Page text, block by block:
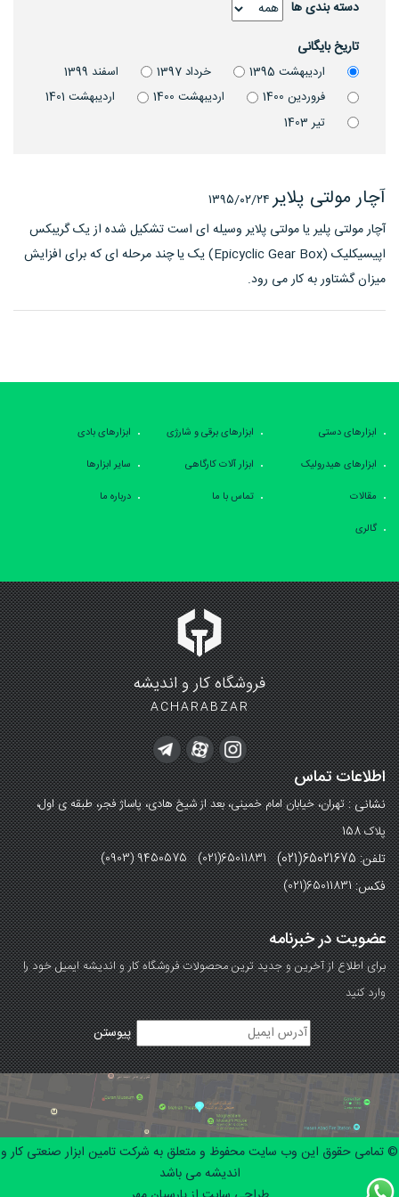
دسته بندی ها
تاریخ بایگانی
ارديبهشت 1395 خرداد 1397
اسفند 1399
فروردين 1400
ارديبهشت 1400
ارديبهشت 1401
تير 1403
آچار مولتی پلایر ۱۳۹۵/۰۲/۲۴
آچار مولتی پلیر یا مولتی پلایر وسیله ای است تشکیل شده از یک گریبکس
اپیسیکلیک (Epicyclic Gear Box) یک یا چند مرحله ای که برای افزایش
میزان گشتاور به کار می رود.
ابزارهای دستی ابزارهای برقی و شارژی
ابزارهای بادی
ابزارهای هیدرولیک
ابزار آلات کارگاهی
سایر ابزارها
مقالات
تماس با ما
درباره ما
گالری
فروشگاه کار و اندیشه
ACHARABZAR
اطلاعات تماس
نشانی :تهران، خیابان امام خمینی، بعد از شیخ هادی، پاساژ فجر، طبقه ی اول،
پلاک 158
تلفن: 65021675(021) (0903) 9450575 (021)65011831
فکس:(021)65011831
عضویت در خبرنامه
برای اطلاع از آخرین و جدید ترین محصولات فروشگاه کار و اندیشه ایمیل خود را
وارد کنید
© تمامی حقوق این وب سایت محفوظ و متعلق به شرکت تامین ابزار صنعتی کار و
اندیشه می باشد